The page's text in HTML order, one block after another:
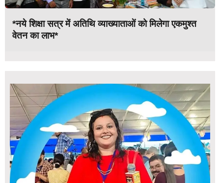
*नये शिक्षा सत्र में अतिथि व्याख्याताओं को मिलेगा एकमुश्त
वेतन का लाभ*